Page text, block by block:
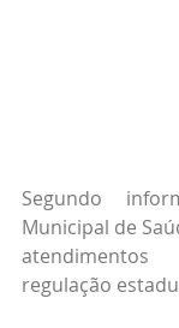
Segundo
Municipal de
regulação